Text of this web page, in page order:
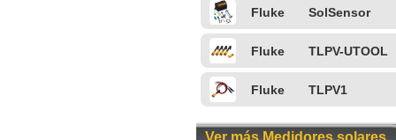
Fluke SolSensor
Fluke TLPV-UTOOL
Fluke TLPV1
Ver más Medidores solares